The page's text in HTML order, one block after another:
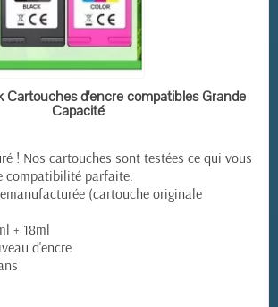
EN STOCK
Cartouches d'encre compatibles Grande
Capacité
! Nos cartouches sont testées ce qui vous
compatibilité parfaite.
(cartouche originale
+ 18ml
d'encre